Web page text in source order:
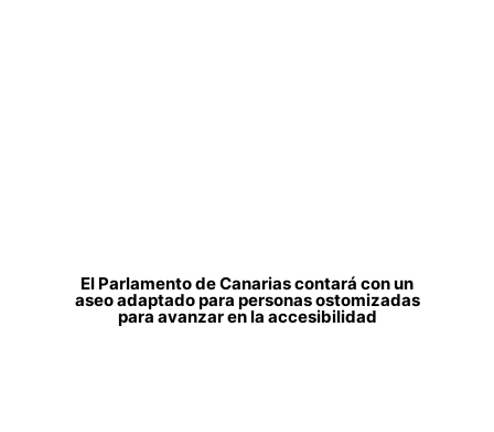
El Parlamento de Canarias contará con un
aseo adaptado para personas ostomizadas
para avanzar en la accesibilidad